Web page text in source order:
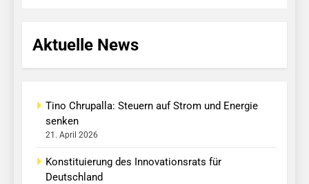
Aktuelle News
Tino Chrupalla: Steuern auf Strom und Energie
senken
21. April 2026
Konstituierung des Innovationsrats für
Deutschland